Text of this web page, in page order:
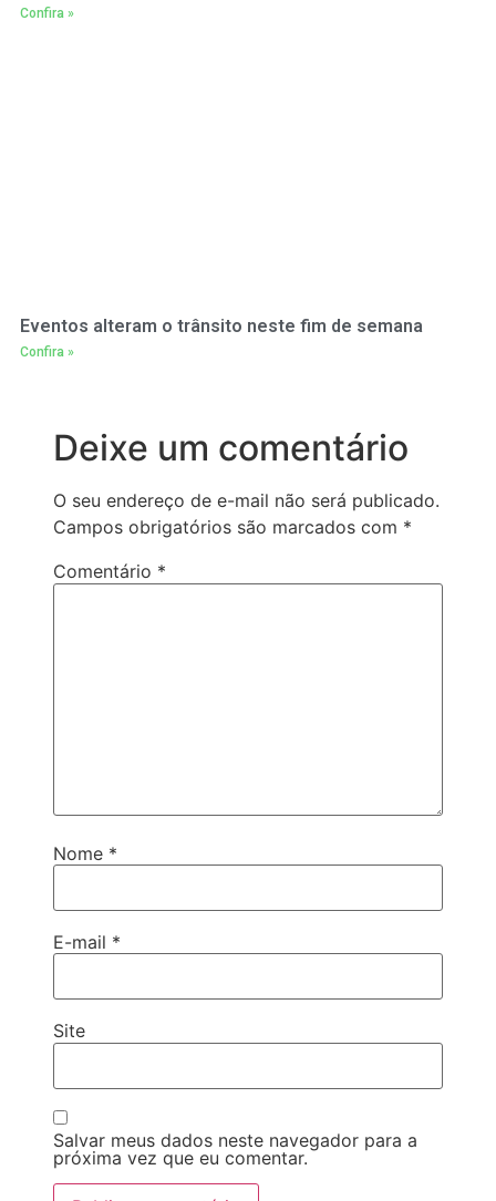
Confira »
Eventos alteram o trânsito neste fim de semana
Confira »
Deixe um comentário
O seu endereço de e-mail não será publicado.
Campos obrigatórios são marcados com *
Comentário *
Nome *
E-mail *
Site
Salvar meus dados neste navegador para a
próxima vez que eu comentar.